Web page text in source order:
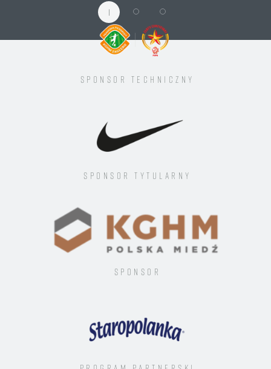
1
Sponsor techniczny
Sponsor tytularny
Sponsor